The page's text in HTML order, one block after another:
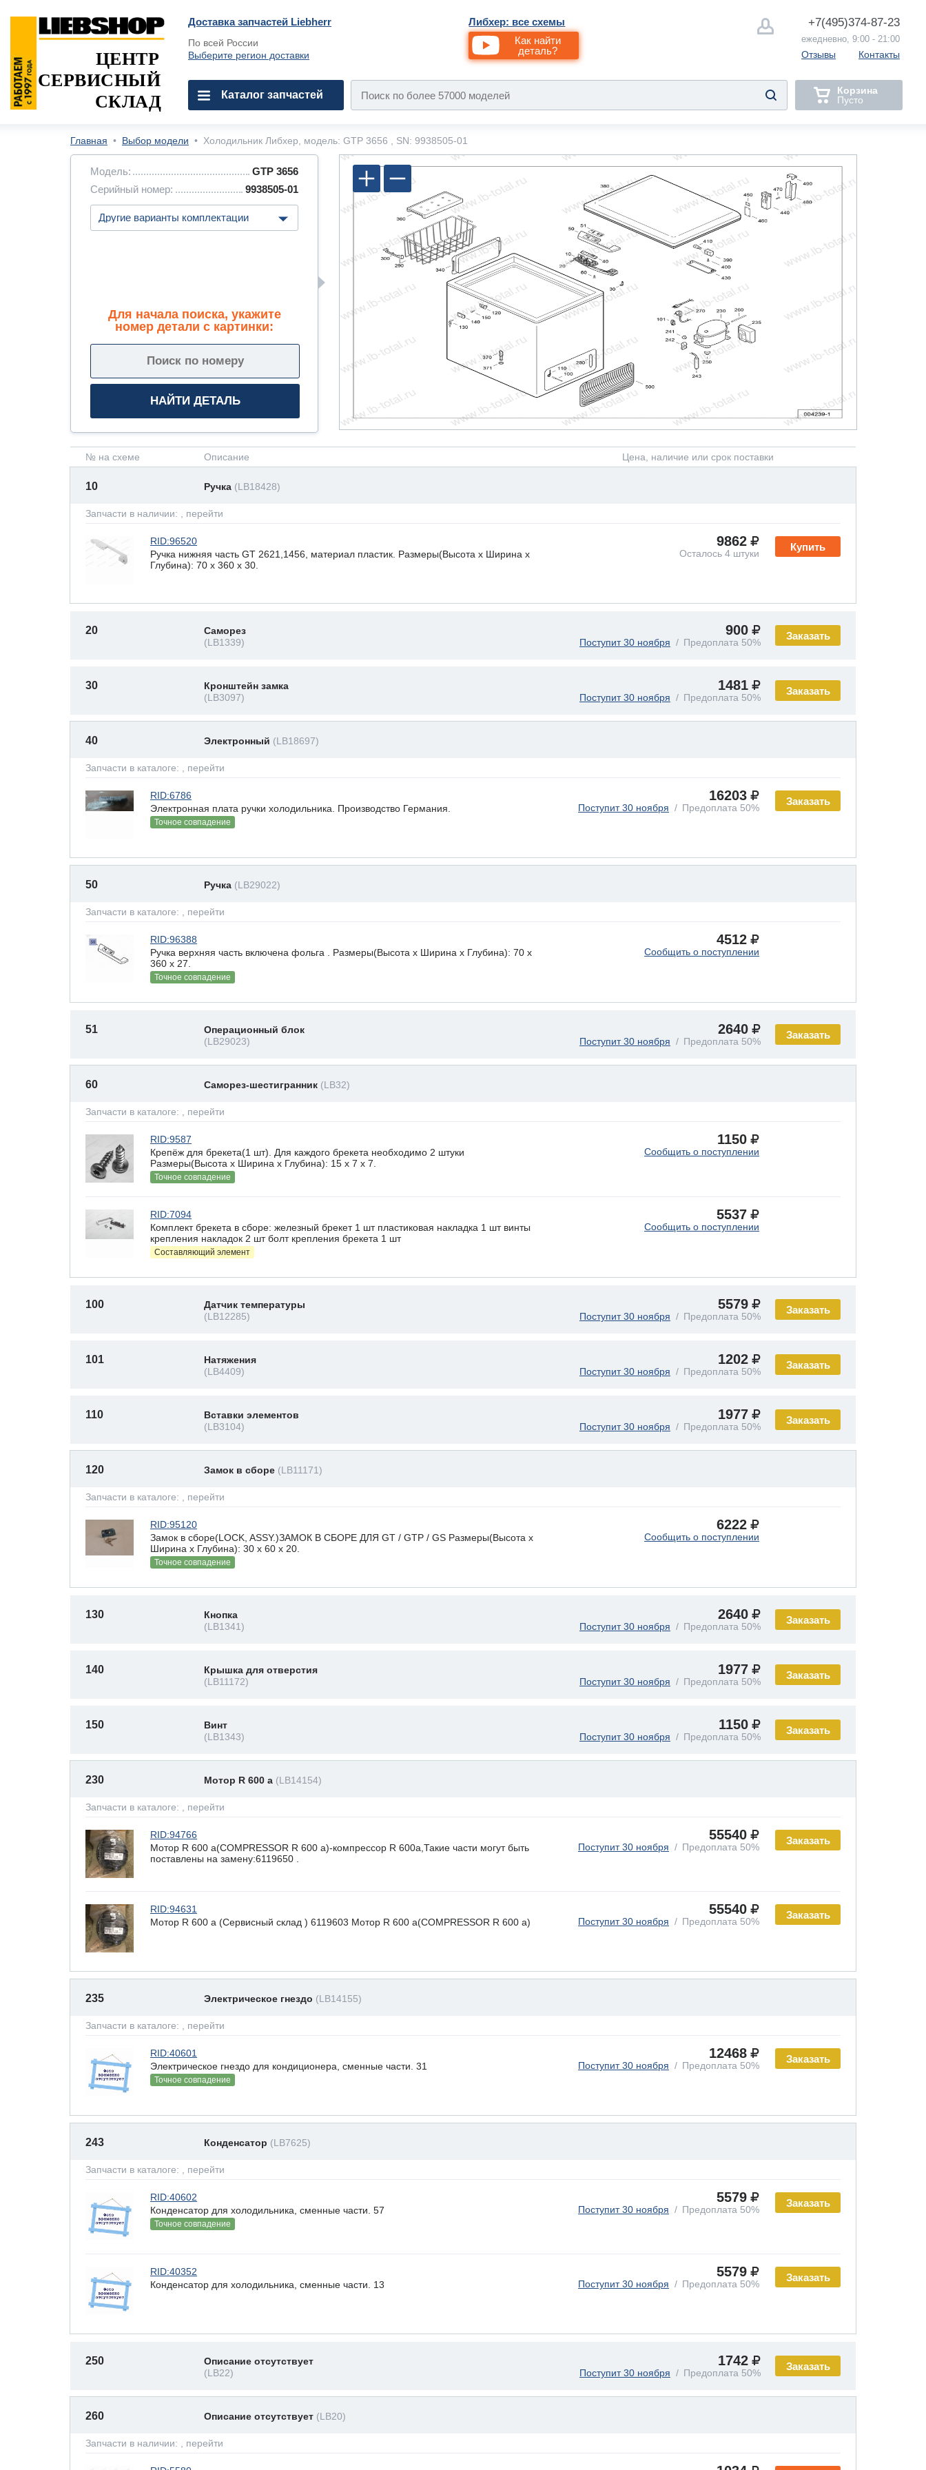
Доставка запчастей Liebherr
По всей России
Выберите регион доставки
Либхер: все схемы
Как найти
деталь?
+7(495)374-87-23
ежедневно, 9:00 - 21:00
Отзывы Контакты
ЦЕНТР
СЕРВИСНЫЙ
СКЛАД
Каталог запчастей
Корзина
Пусто
Главная • Выбор модели • Холодильник Либхер, модель: GTP 3656 , SN: 9938505-01
Модель:
GTP 3656
Серийный номер:
9938505-01
Для начала поиска, укажите
номер детали с картинки:
№ на схеме Описание Цена, наличие или срок поставки
10 Ручка (LB18428)
Запчасти в наличии: , перейти
Купить
RID:96520
Ручка нижняя часть GT 2621,1456, материал пластик. Размеры(Высота х Ширина х
Глубина): 70 x 360 х 30.
9862
Осталось 4 штуки
Заказать
20
Саморез
(LB1339)
900
Поступит 30 ноября Предоплата 50%
Заказать
30
Кронштейн замка
(LB3097)
1481
Поступит 30 ноября Предоплата 50%
40 Электронный (LB18697)
Запчасти в каталоге: , перейти
Заказать
RID:6786
Электронная плата ручки холодильника. Производство Германия.
Точное совпадение
16203
Поступит 30 ноября Предоплата 50%
50 Ручка (LB29022)
Запчасти в каталоге: , перейти
RID:96388
Ручка верхняя часть включена фольга . Размеры(Высота х Ширина х Глубина): 70 x
360 х 27.
Точное совпадение
4512
Сообщить о поступлении
Заказать
51
Операционный блок
(LB29023)
2640
Поступит 30 ноября Предоплата 50%
60 Саморез-шестигранник (LB32)
Запчасти в каталоге: , перейти
RID:9587
Крепёж для брекета(1 шт). Для каждого брекета необходимо 2 штуки
Размеры(Высота х Ширина х Глубина): 15 x 7 х 7.
Точное совпадение
1150
Сообщить о поступлении
RID:7094
Комплект брекета в сборе: железный брекет 1 шт пластиковая накладка 1 шт винты
крепления накладок 2 шт болт крепления брекета 1 шт
Составляющий элемент
5537
Сообщить о поступлении
Заказать
100
Датчик температуры
(LB12285)
5579
Поступит 30 ноября Предоплата 50%
Заказать
101
Натяжения
(LB4409)
1202
Поступит 30 ноября Предоплата 50%
Заказать
110
Вставки элементов
(LB3104)
1977
Поступит 30 ноября Предоплата 50%
120 Замок в сборе (LB11171)
Запчасти в каталоге: , перейти
RID:95120
Замок в сборе(LOCK, ASSY.)ЗАМОК В СБОРЕ ДЛЯ GT / GTP / GS Размеры(Высота х
Ширина х Глубина): 30 x 60 х 20.
Точное совпадение
6222
Сообщить о поступлении
Заказать
130
Кнопка
(LB1341)
2640
Поступит 30 ноября Предоплата 50%
Заказать
140
Крышка для отверстия
(LB11172)
1977
Поступит 30 ноября Предоплата 50%
Заказать
150
Винт
(LB1343)
1150
Поступит 30 ноября Предоплата 50%
230 Мотор R 600 a (LB14154)
Запчасти в каталоге: , перейти
Заказать
RID:94766
Мотор R 600 a(COMPRESSOR R 600 a)-компрессор R 600a,Такие части могут быть
поставлены на замену:6119650 .
55540
Поступит 30 ноября Предоплата 50%
Заказать
RID:94631
Мотор R 600 a (Сервисный склад ) 6119603 Мотор R 600 a(COMPRESSOR R 600 a)
55540
Поступит 30 ноября Предоплата 50%
235 Электрическое гнездо (LB14155)
Запчасти в каталоге: , перейти
Заказать
RID:40601
Электрическое гнездо для кондиционера, сменные части. 31
Точное совпадение
12468
Поступит 30 ноября Предоплата 50%
243 Конденсатор (LB7625)
Запчасти в каталоге: , перейти
Заказать
RID:40602
Конденсатор для холодильника, сменные части. 57
Точное совпадение
5579
Поступит 30 ноября Предоплата 50%
Заказать
RID:40352
Конденсатор для холодильника, сменные части. 13
5579
Поступит 30 ноября Предоплата 50%
Заказать
250
Описание отсутствует
(LB22)
1742
Поступит 30 ноября Предоплата 50%
260 Описание отсутствует (LB20)
Запчасти в наличии: , перейти